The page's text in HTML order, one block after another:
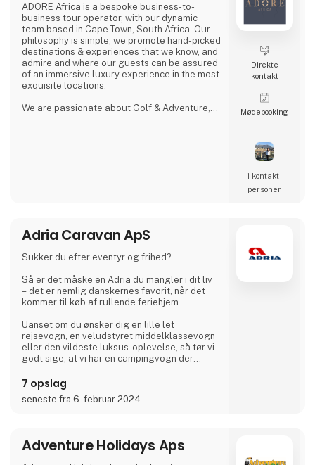
verden: Dit eventyr begynder her.
Hvor går turen h
ADORE Africa is a bespoke business-to-
business tour operator, with our dynamic
team based in Cape Town, South Africa. Our
philosophy is simple, we promote hand-picked
destinations & experiences that we know, and
admire and where our guests can be assured
of an immersive luxury experience in the most
exquisite locations.
We are passionate about Golf & Adventure,
Direkte
kontakt
Møde­booking
1 kontakt­
personer
Adria Caravan ApS
Sukker du efter eventyr og frihed?
Så er det måske en Adria du mangler i dit liv
– det er nemlig danskernes favorit, når det
kommer til køb af rullende feriehjem.
Uanset om du ønsker dig en lille let
rejsevogn, en veludstyret middelklassevogn
eller den vildeste luksus-oplevelse, så tør vi
godt sige, at vi har en campingvogn der
Hvis du ikke er helt solgt af idéen om
campingvogn, så leverer vi selvfølgelig også
noget som helst.
7 opslag
seneste fra 6. februar 2024
Adventure Holidays Aps